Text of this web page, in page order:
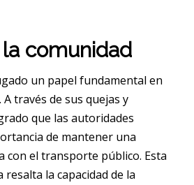
comunidad
un papel fundamental en
través de sus quejas y
que las autoridades
de mantener una
con el transporte público. Esta
la capacidad de la